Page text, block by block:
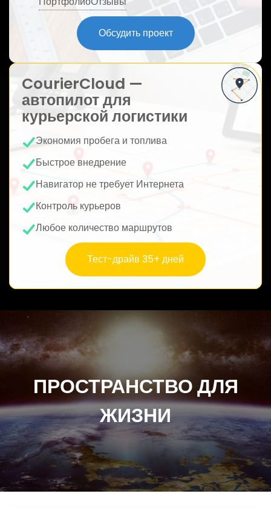
Обсудить проект
CourierCloud —
автопилот для
курьерской логистики
Экономия пробега и топлива
Быстрое внедрение
Навигатор не требует Интернета
Контроль курьеров
Любое количество маршрутов
Тест-драйв 35+ дней
ПРОСТРАНСТВО ДЛЯ
ЖИЗНИ